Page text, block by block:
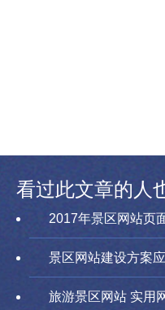
看过此文章的人
2017年景区网站页
景区网站建设方案
旅游景区网站 实用